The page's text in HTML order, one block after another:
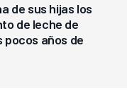
de sus hijas los
de leche de
pocos años de